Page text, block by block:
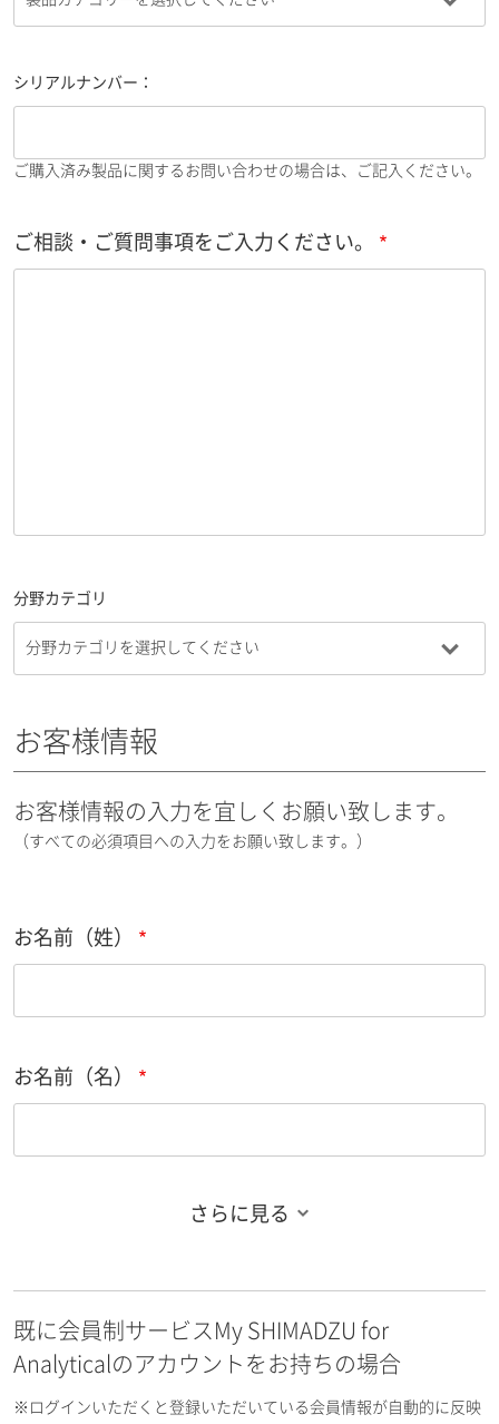
シリアルナンバー：
ご購入済み製品に関するお問い合わせの場合は、ご記入ください。
ご相談・ご質問事項をご入力ください。
分野カテゴリ
お客様情報
お客様情報の入力を宜しくお願い致します。
（すべての必須項目への入力をお願い致します。）
お名前（姓）
お名前（名）
お名前フリガナ（名）
さらに見る
既に会員制サービスMy SHIMADZU for
Analyticalのアカウントをお持ちの場合
※ログインいただくと登録いただいている会員情報が自動的に反映